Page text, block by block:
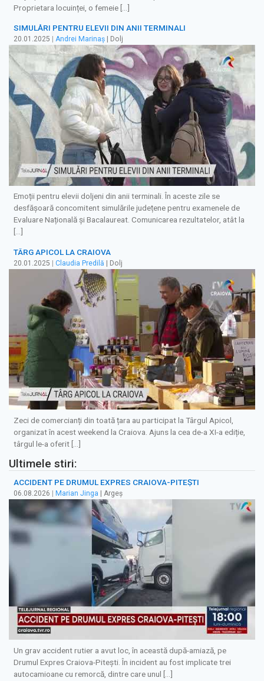
Proprietara locuinței, o femeie […]
SIMULĂRI PENTRU ELEVII DIN ANII TERMINALI
20.01.2025 Andrei Marinaș | Dolj
Emoții pentru elevii doljeni din anii terminali. În aceste zile se
desfășoară concomitent simulările județene pentru examenele de
Evaluare Națională și Bacalaureat. Comunicarea rezultatelor, atât la
[…]
TÂRG APICOL LA CRAIOVA
20.01.2025 | Claudia Predilă | Dolj
Zeci de comercianți din toată țara au participat la Târgul Apicol,
organizat în acest weekend la Craiova. Ajuns la cea de-a XI-a ediție,
târgul le-a oferit […]
Ultimele stiri:
ACCIDENT PE DRUMUL EXPRES CRAIOVA-PITEȘTI
06.08.2026 | Marian Jinga | Argeș
Un grav accident rutier a avut loc, în această după-amiază, pe
Drumul Expres Craiova-Pitești. În incident au fost implicate trei
autocamioane cu remorcă, dintre care unul […]